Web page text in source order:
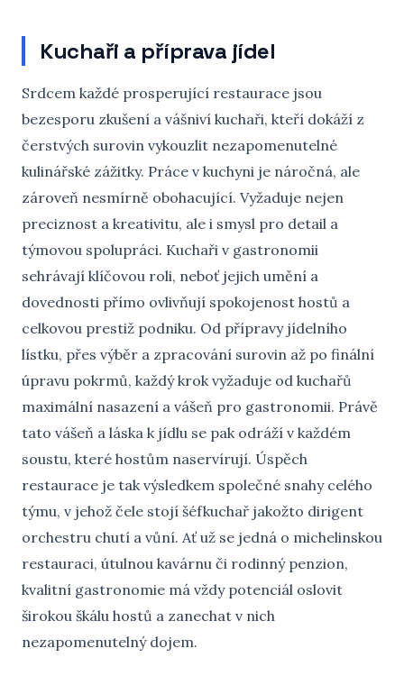
Kuchaři a příprava jídel
Srdcem každé prosperující restaurace jsou
bezesporu zkušení a vášniví kuchaři, kteří dokáží z
čerstvých surovin vykouzlit nezapomenutelné
kulinářské zážitky. Práce v kuchyni je náročná, ale
zároveň nesmírně obohacující. Vyžaduje nejen
preciznost a kreativitu, ale i smysl pro detail a
týmovou spolupráci. Kuchaři v gastronomii
sehrávají klíčovou roli, neboť jejich umění a
dovednosti přímo ovlivňují spokojenost hostů a
celkovou prestiž podniku. Od přípravy jídelního
lístku, přes výběr a zpracování surovin až po finální
úpravu pokrmů, každý krok vyžaduje od kuchařů
maximální nasazení a vášeň pro gastronomii. Právě
tato vášeň a láska k jídlu se pak odráží v každém
soustu, které hostům naservírují. Úspěch
restaurace je tak výsledkem společné snahy celého
týmu, v jehož čele stojí šéfkuchař jakožto dirigent
orchestru chutí a vůní. Ať už se jedná o michelinskou
restauraci, útulnou kavárnu či rodinný penzion,
kvalitní gastronomie má vždy potenciál oslovit
širokou škálu hostů a zanechat v nich
nezapomenutelný dojem.